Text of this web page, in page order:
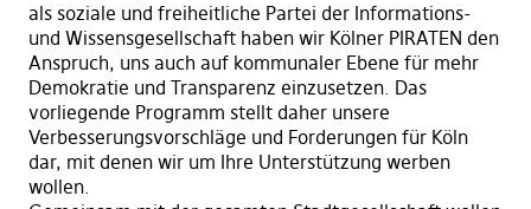
als soziale und freiheitliche Partei der Informations-
und Wissensgesellschaft haben wir Kölner PIRATEN den
Anspruch, uns auch auf kommunaler Ebene für mehr
Demokratie und Transparenz einzusetzen. Das
vorliegende Programm stellt daher unsere
Verbesserungsvorschläge und Forderungen für Köln
dar, mit denen wir um Ihre Unterstützung werben
wollen.